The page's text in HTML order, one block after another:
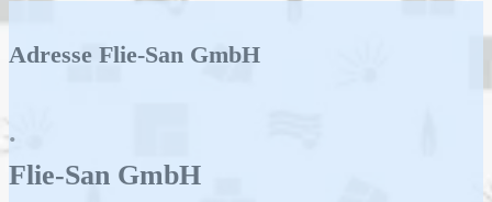
Adresse Flie-San GmbH
.
Flie-San GmbH